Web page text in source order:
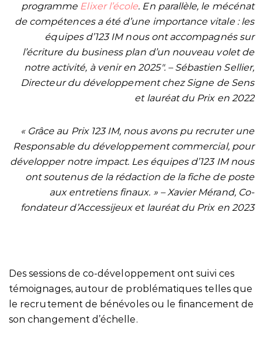
programme Elixer l’école. En parallèle, le mécénat
de compétences a été d’une importance vitale : les
équipes d’123 IM nous ont accompagnés sur
l’écriture du business plan d’un nouveau volet de
notre activité, à venir en 2025″. – Sébastien Sellier,
Directeur du développement chez Signe de Sens
et lauréat du Prix en 2022
« Grâce au Prix 123 IM, nous avons pu recruter une
Responsable du développement commercial, pour
développer notre impact. Les équipes d’123 IM nous
ont soutenus de la rédaction de la fiche de poste
aux entretiens finaux. » –Xavier Mérand, Co-
fondateur d’Accessijeux et lauréat du Prix en 2023
Des sessions de co-développement ont suivi ces
témoignages, autour de problématiques telles que
le recrutement de bénévoles ou le financement de
son changement d’échelle.